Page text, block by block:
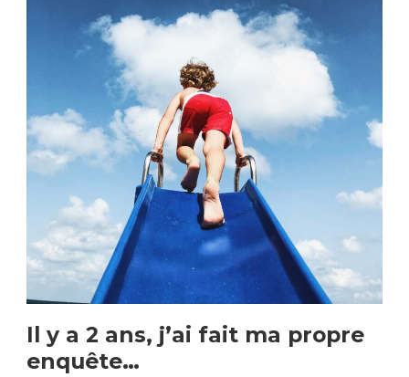
Il y a 2 ans, j’ai fait ma propre
enquête…